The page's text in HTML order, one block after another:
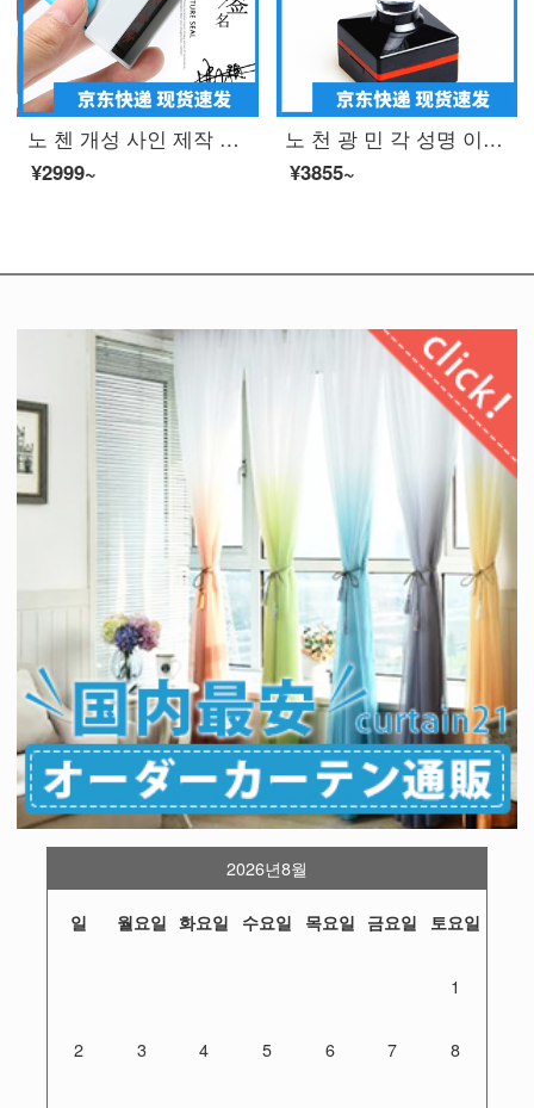
노 첸 개성 사인 제작 도장 광 민 손 글씨 사인 장 사인 도장 주문 제작 사인 사인 사인 사인 도장 파란색 10 x30 mm
¥2999~
노 천 광 민 각 성명 이름 장 QR 코드 도장 제작 도안 장 장서가 정방형 도장 사인 제작 25 * 25mm
¥3855~
2026년8월
일 월요일 화요일 수요일 목요일 금요일 토요일
1
2 3 4 5 6 7 8